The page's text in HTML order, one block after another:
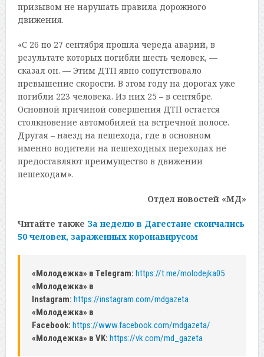
призывом не нарушать правила дорожного
движения.
«С 26 по 27 сентября прошла череда аварий, в
результате которых погибли шесть человек, —
сказал он. — Этим ДТП явно сопутствовало
превышение скорости. В этом году на дорогах уже
погибли 223 человека. Из них 25 – в сентябре.
Основной причиной совершения ДТП остается
столкновение автомобилей на встречной полосе.
Другая – наезд на пешехода, где в основном
именно водители на пешеходных переходах не
предоставляют преимущество в движении
пешеходам».
Отдел новостей «МД»
Читайте также За неделю в Дагестане скончались
50 человек, зараженных коронавирусом
«Молодежка» в Telegram: https://t.me/molodejka05
«Молодежка» в
Instagram: https://instagram.com/mdgazeta
«Молодежка» в
Facebook: https://www.facebook.com/mdgazeta/
«Молодежка» в VK: https://vk.com/md_gazeta